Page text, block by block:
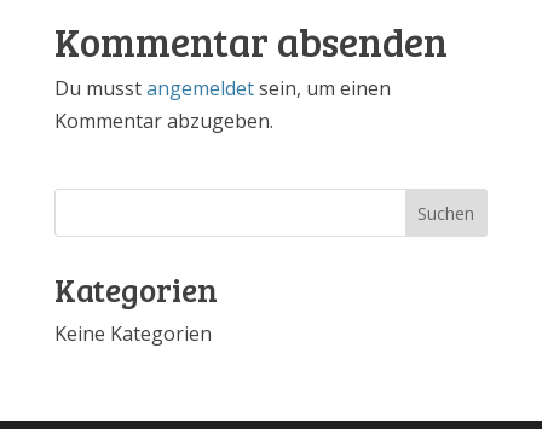
Kommentar absenden
Du musstangemeldetsein, um einen
Kommentar abzugeben.
Kategorien
Keine Kategorien